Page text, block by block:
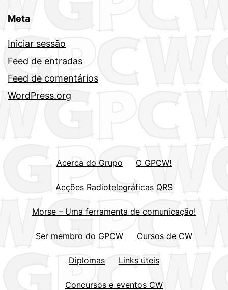
Meta
Iniciar sessão
Feed de entradas
Feed de comentários
WordPress.org
Acerca do Grupo O GPCW!
Acções Radiotelegráficas QRS
Morse – Uma ferramenta de comunicação!
Ser membro do GPCW Cursos de CW
Diplomas Links úteis
Concursos e eventos CW